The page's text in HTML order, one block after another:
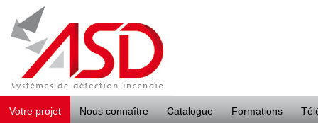
Votre projet Nous connaître Catalogue Formations
Panneau de gestion des cookies